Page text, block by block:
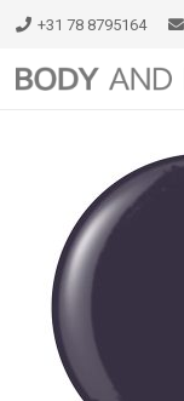
+31 78 8795164